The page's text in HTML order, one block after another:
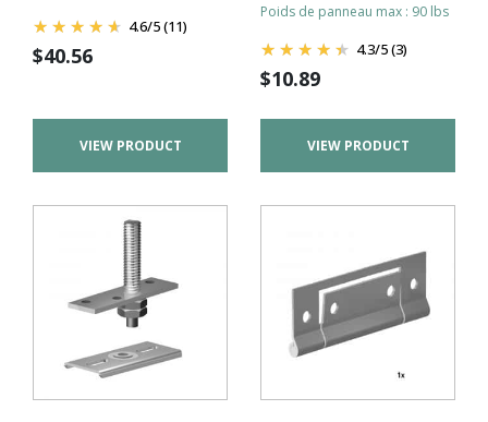
4.6/5(11)
$40.56
VIEW PRODUCT
Poids de panneau max : 90 lbs
4.3/5(3)
$10.89
VIEW PRODUCT